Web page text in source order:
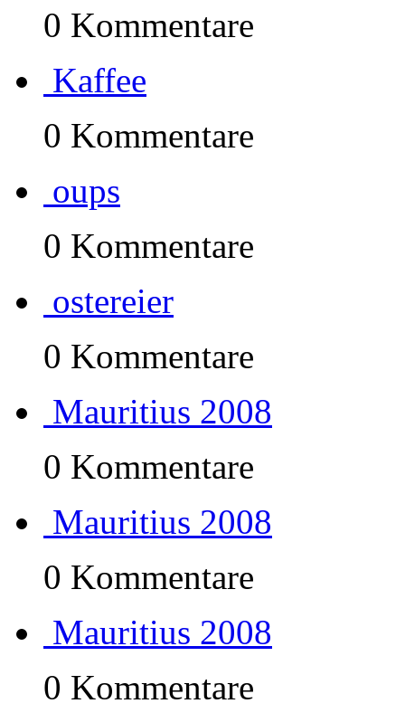
0 Kommentare
Kaffee
0 Kommentare
oups
0 Kommentare
ostereier
0 Kommentare
Mauritius 2008
0 Kommentare
Mauritius 2008
0 Kommentare
Mauritius 2008
0 Kommentare